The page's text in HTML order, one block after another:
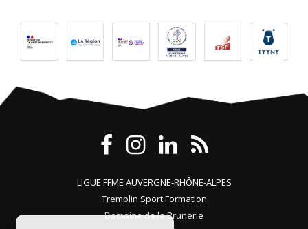
LIGUE FFME AUVERGNE-RHÔNE-ALPES
Tremplin Sport Formation
Domaine de la Brunerie